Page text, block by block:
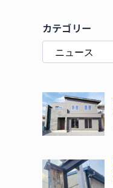
カテゴリー